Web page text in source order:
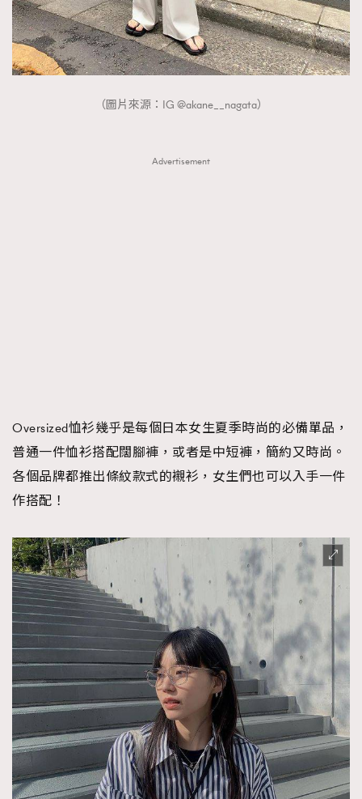
AFrenchMind
DressLikeAParisienne
EmpowerF
FashionWeek FigaroAesthetic
（圖片來源：IG @akane__nagata）
Advertisement
Oversized恤衫幾乎是每個日本女生夏季時尚的必備單品，
普通一件恤衫搭配闊腳褲，或者是中短褲，簡約又時尚。
各個品牌都推出條紋款式的襯衫，女生們也可以入手一件
作搭配！